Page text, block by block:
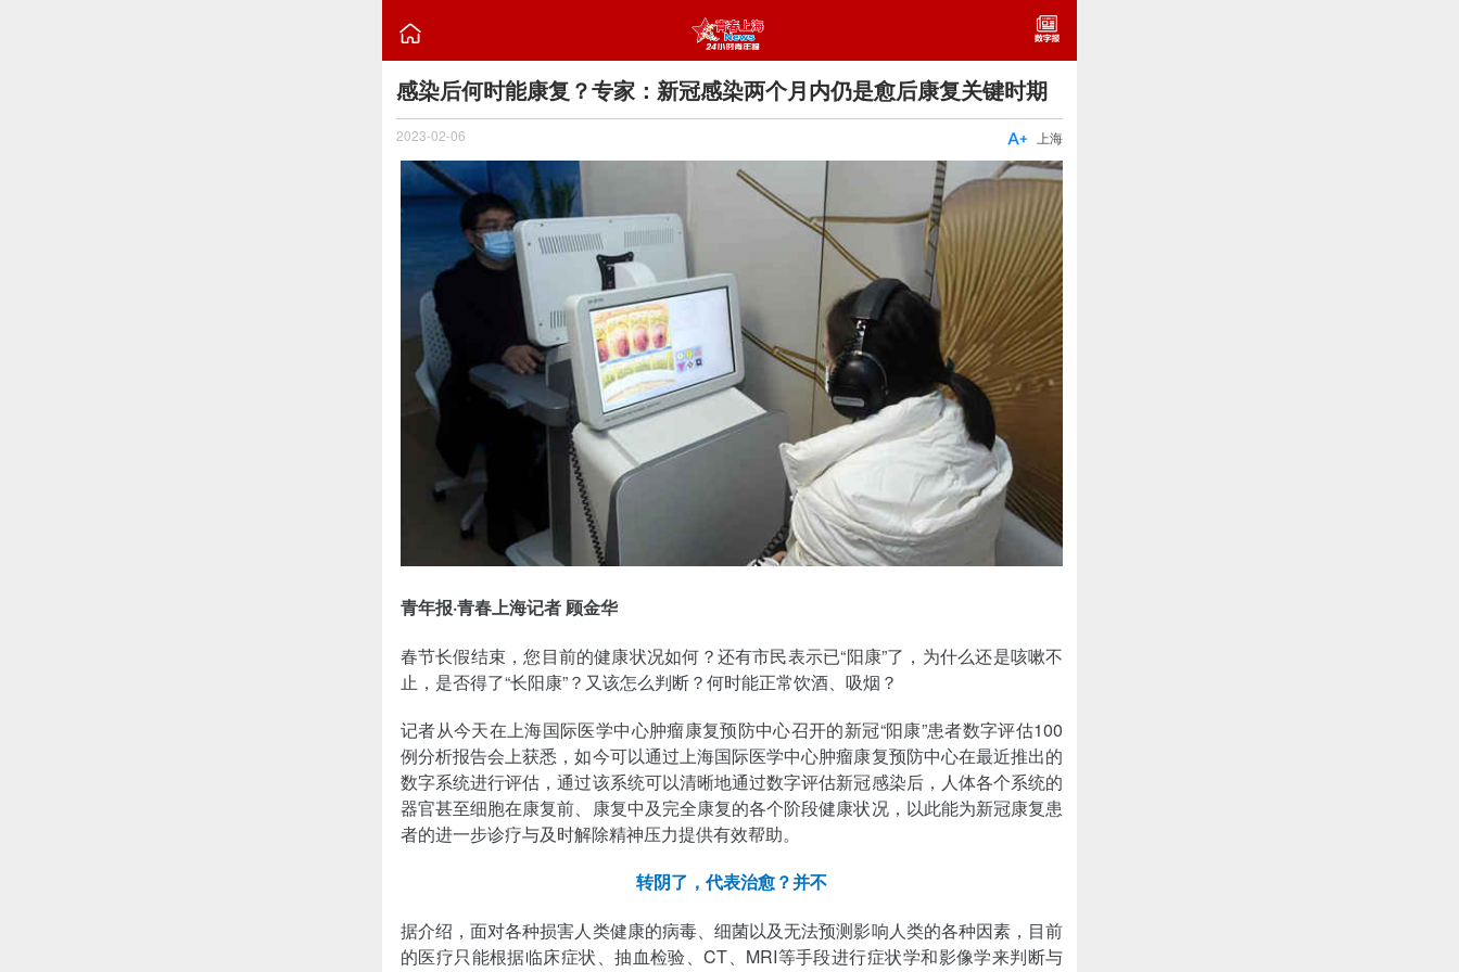

感染后何时能康复？专家：新冠感染两个月内仍是愈后康复关键时期
2023-02-06 上海

青年报·青春上海记者 顾金华
春节长假结束，您目前的健康状况如何？还有市民表示已“阳康”了，为什么还是咳嗽不
止，是否得了“长阳康”？又该怎么判断？何时能正常饮酒、吸烟？
记者从今天在上海国际医学中心肿瘤康复预防中心召开的新冠“阳康”患者数字评估100
例分析报告会上获悉，如今可以通过上海国际医学中心肿瘤康复预防中心在最近推出的
数字系统进行评估，通过该系统可以清晰地通过数字评估新冠感染后，人体各个系统的
器官甚至细胞在康复前、康复中及完全康复的各个阶段健康状况，以此能为新冠康复患
者的进一步诊疗与及时解除精神压力提供有效帮助。
转阴了，代表治愈？并不
据介绍，面对各种损害人类健康的病毒、细菌以及无法预测影响人类的各种因素，目前
的医疗只能根据临床症状、抽血检验、CT、MRI等手段进行症状学和影像学来判断与